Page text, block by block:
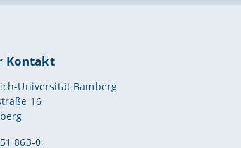
Kontakt
Universität Bamberg
16
863-0